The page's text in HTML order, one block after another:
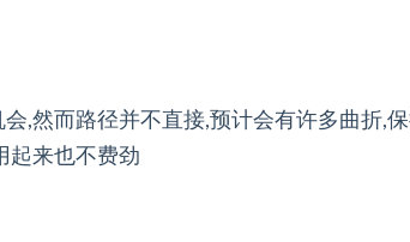
,然而路径并不直接,预计会有许多曲折,
起来也不费劲